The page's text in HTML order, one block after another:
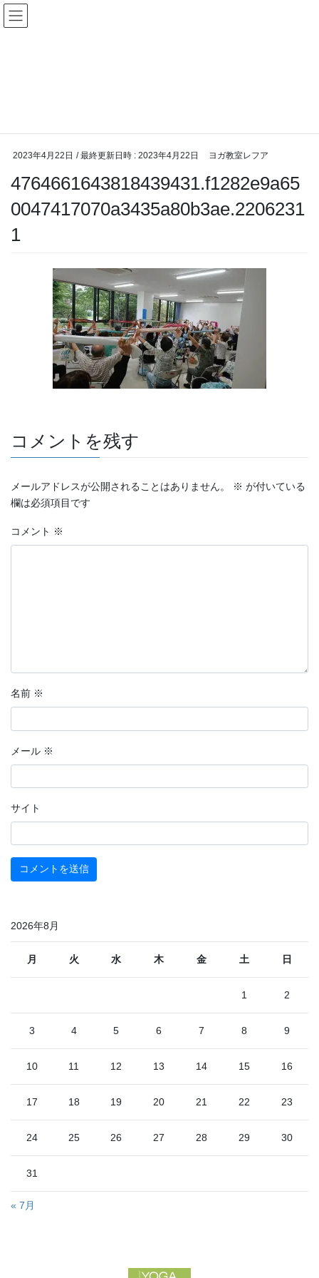
コ
ン
ナ
ビ
2023年4月22日 / 最終更新日時 : 2023年4月22日 ヨガ教室レフア
4764661643818439431.f1282e9a65
0047417070a3435a80b3ae.2206231
1
コメントを残す
メールアドレスが公開されることはありません。 ※ が付いている
欄は必須項目です
コメント ※
名前 ※
メール ※
サイト
2026年8月
月 火 水 木 金 土 日
1 2
3 4 5 6 7 8 9
10 11 12 13 14 15 16
17 18 19 20 21 22 23
24 25 26 27 28 29 30
31
« 7月